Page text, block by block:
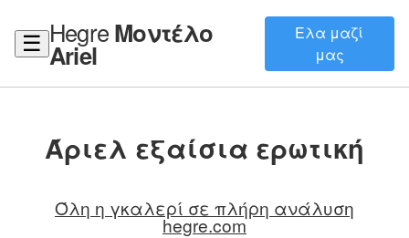
☰ HegreΜοντέλο
Ariel
Ελα μαζί
μας
Άριελ εξαίσια ερωτική
Όλη η γκαλερί σε πλήρη ανάλυση
hegre.com